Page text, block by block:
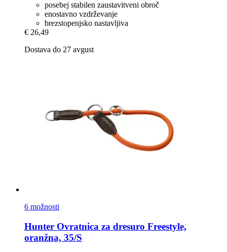
posebej stabilen zaustavitveni obroč
enostavno vzdrževanje
brezstopenjsko nastavljiva
€ 26,49
Dostava do 27 avgust
6 možnosti
Hunter Ovratnica za dresuro Freestyle,
oranžna, 35/S